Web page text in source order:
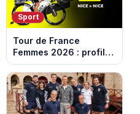
Sport
Tour de France
Femmes 2026 : profil
et horaires de la
dernière étape à Nice